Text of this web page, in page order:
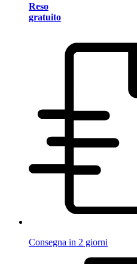
Reso
gratuito
Consegna in 2 giorni